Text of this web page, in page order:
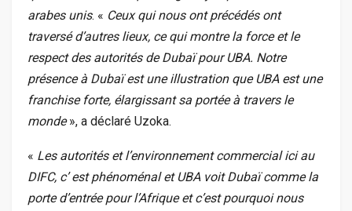
arabes unis. « Ceux qui nous ont précédés ont
traversé d’autres lieux, ce qui montre la force et le
respect des autorités de Dubaï pour UBA. Notre
présence à Dubaï est une illustration que UBA est une
franchise forte, élargissant sa portée à travers le
monde», a déclaré Uzoka.
« Les autorités et l’environnement commercial ici au
DIFC, c’ est phénoménal et UBA voit Dubaï comme la
porte d’entrée pour l’Afrique et c’est pourquoi nous